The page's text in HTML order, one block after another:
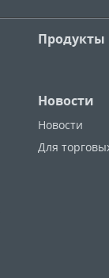
Продукты
Новости
Новости
Для